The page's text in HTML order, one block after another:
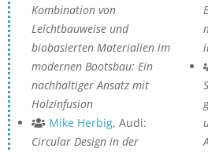
Kombination von
Leichtbauweise und
biobasierten Materialien im
modernen Bootsbau: Ein
nachhaltiger Ansatz mit
Holzinfusion
Mike Herbig, Audi:
Circular Design in der